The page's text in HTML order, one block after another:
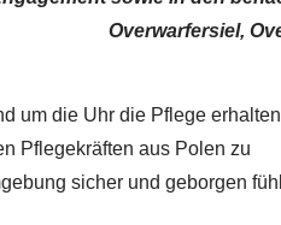
Overwarfersiel,
um die Uhr die Pflege
Pflegekräften aus Polen zu
sicher und geborgen